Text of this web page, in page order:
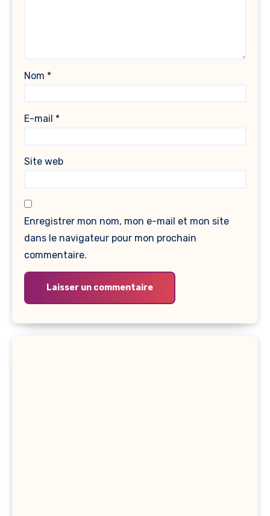
Nom *
E-mail *
Site web
Enregistrer mon nom, mon e-mail et mon site
dans le navigateur pour mon prochain
commentaire.